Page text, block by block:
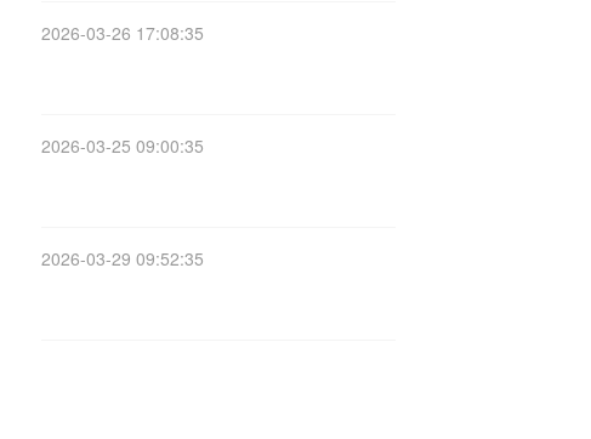
2026-03-26 17:08:35
2026-03-25 09:00:35
2026-03-29 09:52:35